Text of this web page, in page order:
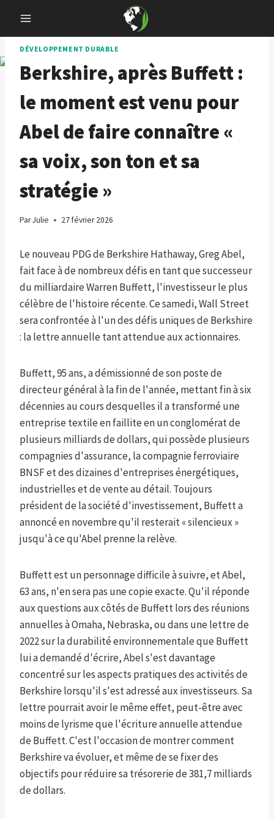
content
DÉVELOPPEMENT DURABLE
Berkshire, après Buffett :
le moment est venu pour
Abel de faire connaître «
sa voix, son ton et sa
stratégie »
ParJulie 27 février 2026
Le nouveau PDG de Berkshire Hathaway, Greg Abel,
fait face à de nombreux défis en tant que successeur
du milliardaire Warren Buffett, l'investisseur le plus
célèbre de l'histoire récente. Ce samedi, Wall Street
sera confrontée à l'un des défis uniques de Berkshire
: la lettre annuelle tant attendue aux actionnaires.
Buffett, 95 ans, a démissionné de son poste de
directeur général à la fin de l'année, mettant fin à six
décennies au cours desquelles il a transformé une
entreprise textile en faillite en un conglomérat de
plusieurs milliards de dollars, qui possède plusieurs
compagnies d'assurance, la compagnie ferroviaire
BNSF et des dizaines d'entreprises énergétiques,
industrielles et de vente au détail. Toujours
président de la société d'investissement, Buffett a
annoncé en novembre qu'il resterait « silencieux »
jusqu'à ce qu'Abel prenne la relève.
Buffett est un personnage difficile à suivre, et Abel,
63 ans, n'en sera pas une copie exacte. Qu'il réponde
aux questions aux côtés de Buffett lors des réunions
annuelles à Omaha, Nebraska, ou dans une lettre de
2022 sur la durabilité environnementale que Buffett
lui a demandé d'écrire, Abel s'est davantage
concentré sur les aspects pratiques des activités de
Berkshire lorsqu'il s'est adressé aux investisseurs. Sa
lettre pourrait avoir le même effet, peut-être avec
moins de lyrisme que l'écriture annuelle attendue
de Buffett. C'est l'occasion de montrer comment
Berkshire va évoluer, et même de se fixer des
objectifs pour réduire sa trésorerie de 381,7 milliards
de dollars.